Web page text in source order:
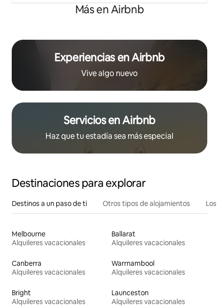
Más en Airbnb
Experiencias en Airbnb
Vive algo nuevo
Servicios en Airbnb
Haz que tu estadía sea más especial
Destinaciones para explorar
Destinos a un paso de ti Otros tipos de alojamientos
Melbourne
Alquileres vacacionales
Ballarat
Alquileres vacacionales
Canberra
Alquileres vacacionales
Warrnambool
Alquileres vacacionales
Bright
Alquileres vacacionales
Launceston
Alquileres vacacionales